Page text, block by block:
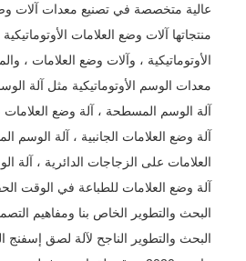
عالية متخصصة في تصنيع معدات آلات
منتجاتها آلات وضع العلامات
الأوتوماتيكية ، وآلات وضع العلامات ،
معدات الوسم الأوتوماتيكية مثل آلة
آلة الوسم المسطحة ، آلة وضع العلامات
آلة وضع العلامات الجانبية ، آلة الوسم
العلامات على الزجاجات الدائرية ، آلة
آلة وضع العلامات للطباعة في الوقت
البحث والتطوير الخاص بنا ومفاهيم
البحث والتطوير الناجح لآلة لصق